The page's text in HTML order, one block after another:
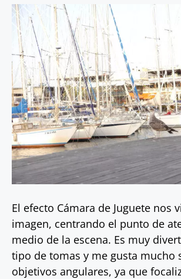
El efecto Cámara de Juguete nos
imagen, centrando el punto de
medio de la escena. Es muy
tipo de tomas y me gusta mucho
objetivos angulares, ya que